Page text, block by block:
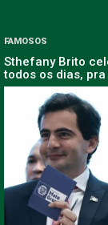
FAMOSOS
Sthefany Brito
todos os dias, pra